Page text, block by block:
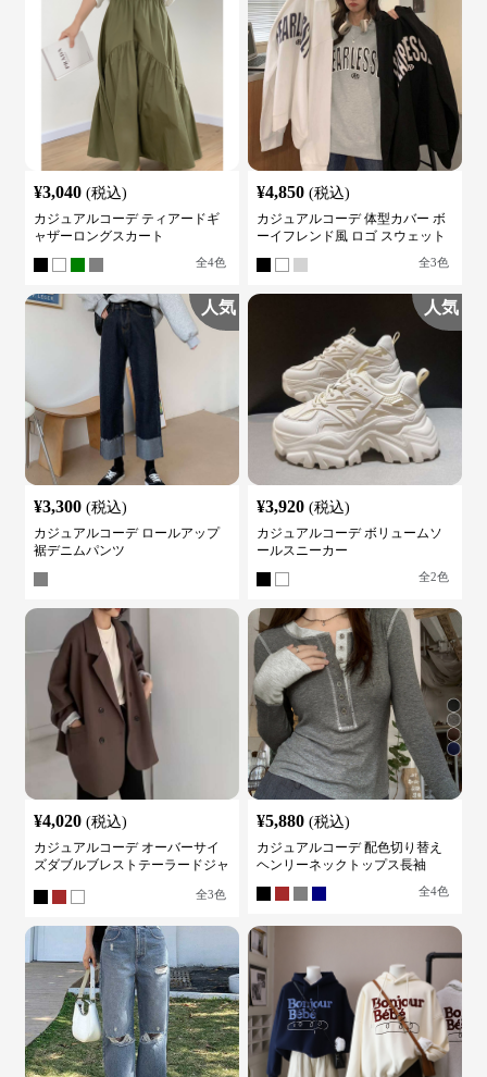
¥3,040 (税込)
カジュアルコーデ ティアードギ
ャザーロングスカート
全4色
¥4,850 (税込)
カジュアルコーデ 体型カバー ボ
ーイフレンド風 ロゴ スウェット
全3色
人気
¥3,300 (税込)
カジュアルコーデ ロールアップ
裾デニムパンツ
人気
¥3,920 (税込)
カジュアルコーデ ボリュームソ
ールスニーカー
全2色
¥4,020 (税込)
カジュアルコーデ オーバーサイ
ズダブルブレストテーラードジャ
全3色
¥5,880 (税込)
カジュアルコーデ 配色切り替え
ヘンリーネックトップス長袖
全4色